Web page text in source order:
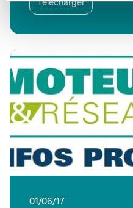
Télécharger
01/06/17